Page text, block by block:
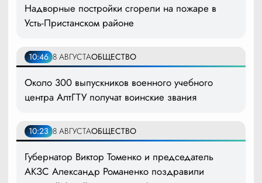
Надворные постройки сгорели на пожаре в
Усть-Пристанском районе
10:46 8 АВГУСТАОБЩЕСТВО
Около 300 выпускников военного учебного
центра АлтГТУ получат воинские звания
10:23 8 АВГУСТАОБЩЕСТВО
Губернатор Виктор Томенко и председатель
АКЗС Александр Романенко поздравили